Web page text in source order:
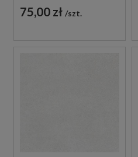
75,00 zł szt.